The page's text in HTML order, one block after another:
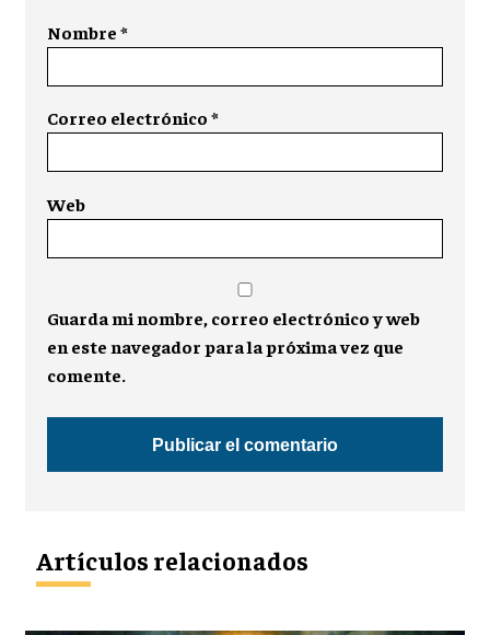
Nombre*
Correo electrónico*
Web
Guarda mi nombre, correo electrónico y web
en este navegador para la próxima vez que
comente.
Artículos relacionados